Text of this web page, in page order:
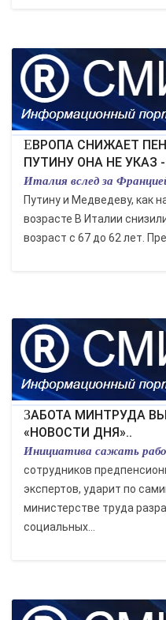
ЕВРОПА СНИЖАЕТ ПЕНСИОННЫЙ ВОЗРАСТ, НО
ПУТИНУ ОНА НЕ УКАЗ
Италия вслед за
Путину и Медведеву, как
возрасте В Италии
возраст с 67 до 62 лет.
ЗАБОТА МИНТРУДА ВЫЙДЕТ БОКОМ -
«НОВОСТИ ДНЯ»..
Инициатива сажать
сотрудников
экспертов, ударит по
министерстве труда
социальных...